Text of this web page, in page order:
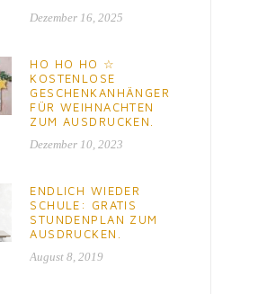
Dezember 16, 2025
HO HO HO ☆
KOSTENLOSE
GESCHENKANHÄNGER
FÜR WEIHNACHTEN
ZUM AUSDRUCKEN.
Dezember 10, 2023
ENDLICH WIEDER
SCHULE: GRATIS
STUNDENPLAN ZUM
AUSDRUCKEN.
August 8, 2019